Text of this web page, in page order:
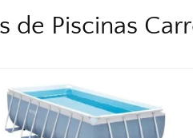
de Piscinas